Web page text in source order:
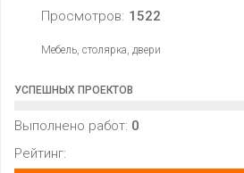
Просмотров: 1522
Мебель, столярка, двери
УСПЕШНЫХ ПРОЕКТОВ
Выполнено работ: 0
Рейтинг: